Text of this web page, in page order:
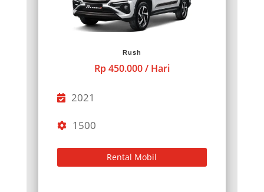
Rush
Rp 450.000 / Hari
2021
1500
Rental Mobil